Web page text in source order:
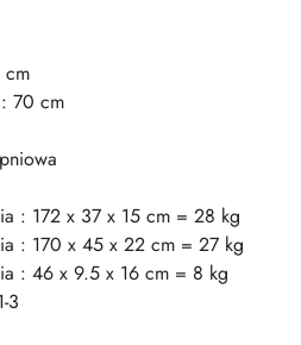
cm
70 cm
: 172 x 37 x 15 cm = 28 kg
: 170 x 45 x 22 cm = 27 kg
: 46 x 9.5 x 16 cm = 8 kg
3